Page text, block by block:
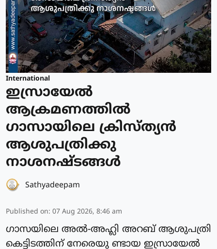
International
ഇസ്രായേല്‍
ആക്രമണത്തില്‍
ഗാസായിലെ ക്രിസ്ത്യന്‍
ആശുപത്രിക്കു
നാശനഷ്ടങ്ങള്‍
Sathyadeepam
Published on: 07 Aug 2026, 8:46 am
ഗാസയിലെ അല്‍-അഹ്ലി അറബ് ആശുപത്രി
കെട്ടിടത്തിന് നേരെയു ണ്ടായ ഇസ്രായേല്‍